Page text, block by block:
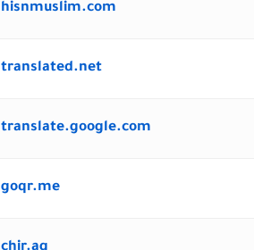
hisnmuslim.com
translated.net
translate.google.com
goqr.me